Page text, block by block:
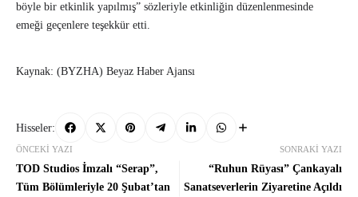
böyle bir etkinlik yapılmış” sözleriyle etkinliğin düzenlenmesinde
emeği geçenlere teşekkür etti.
Kaynak: (BYZHA) Beyaz Haber Ajansı
Hisseler:
ÖNCEKI YAZI
TOD Studios İmzalı “Serap”,
Tüm Bölümleriyle 20 Şubat’tan
SONRAKI YAZI
“Ruhun Rüyası” Çankayalı
Sanatseverlerin Ziyaretine Açıldı